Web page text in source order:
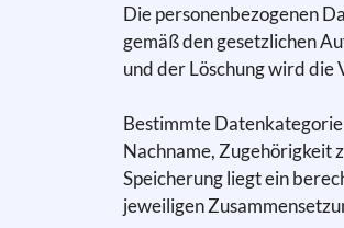
Die personenbezogenen
gemäß den gesetzlichen
und der Löschung wird
Bestimmte
Nachname, Zugehörigkeit
Speicherung liegt ein
jeweiligen